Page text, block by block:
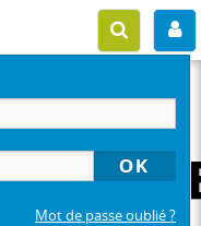
Mot de passe oublié ?